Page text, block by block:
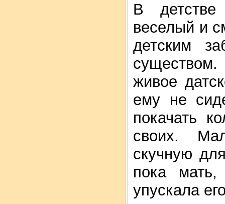
В
веселый и
детским
живое
ему не
покачать
своих.
скучную
пока
упускала